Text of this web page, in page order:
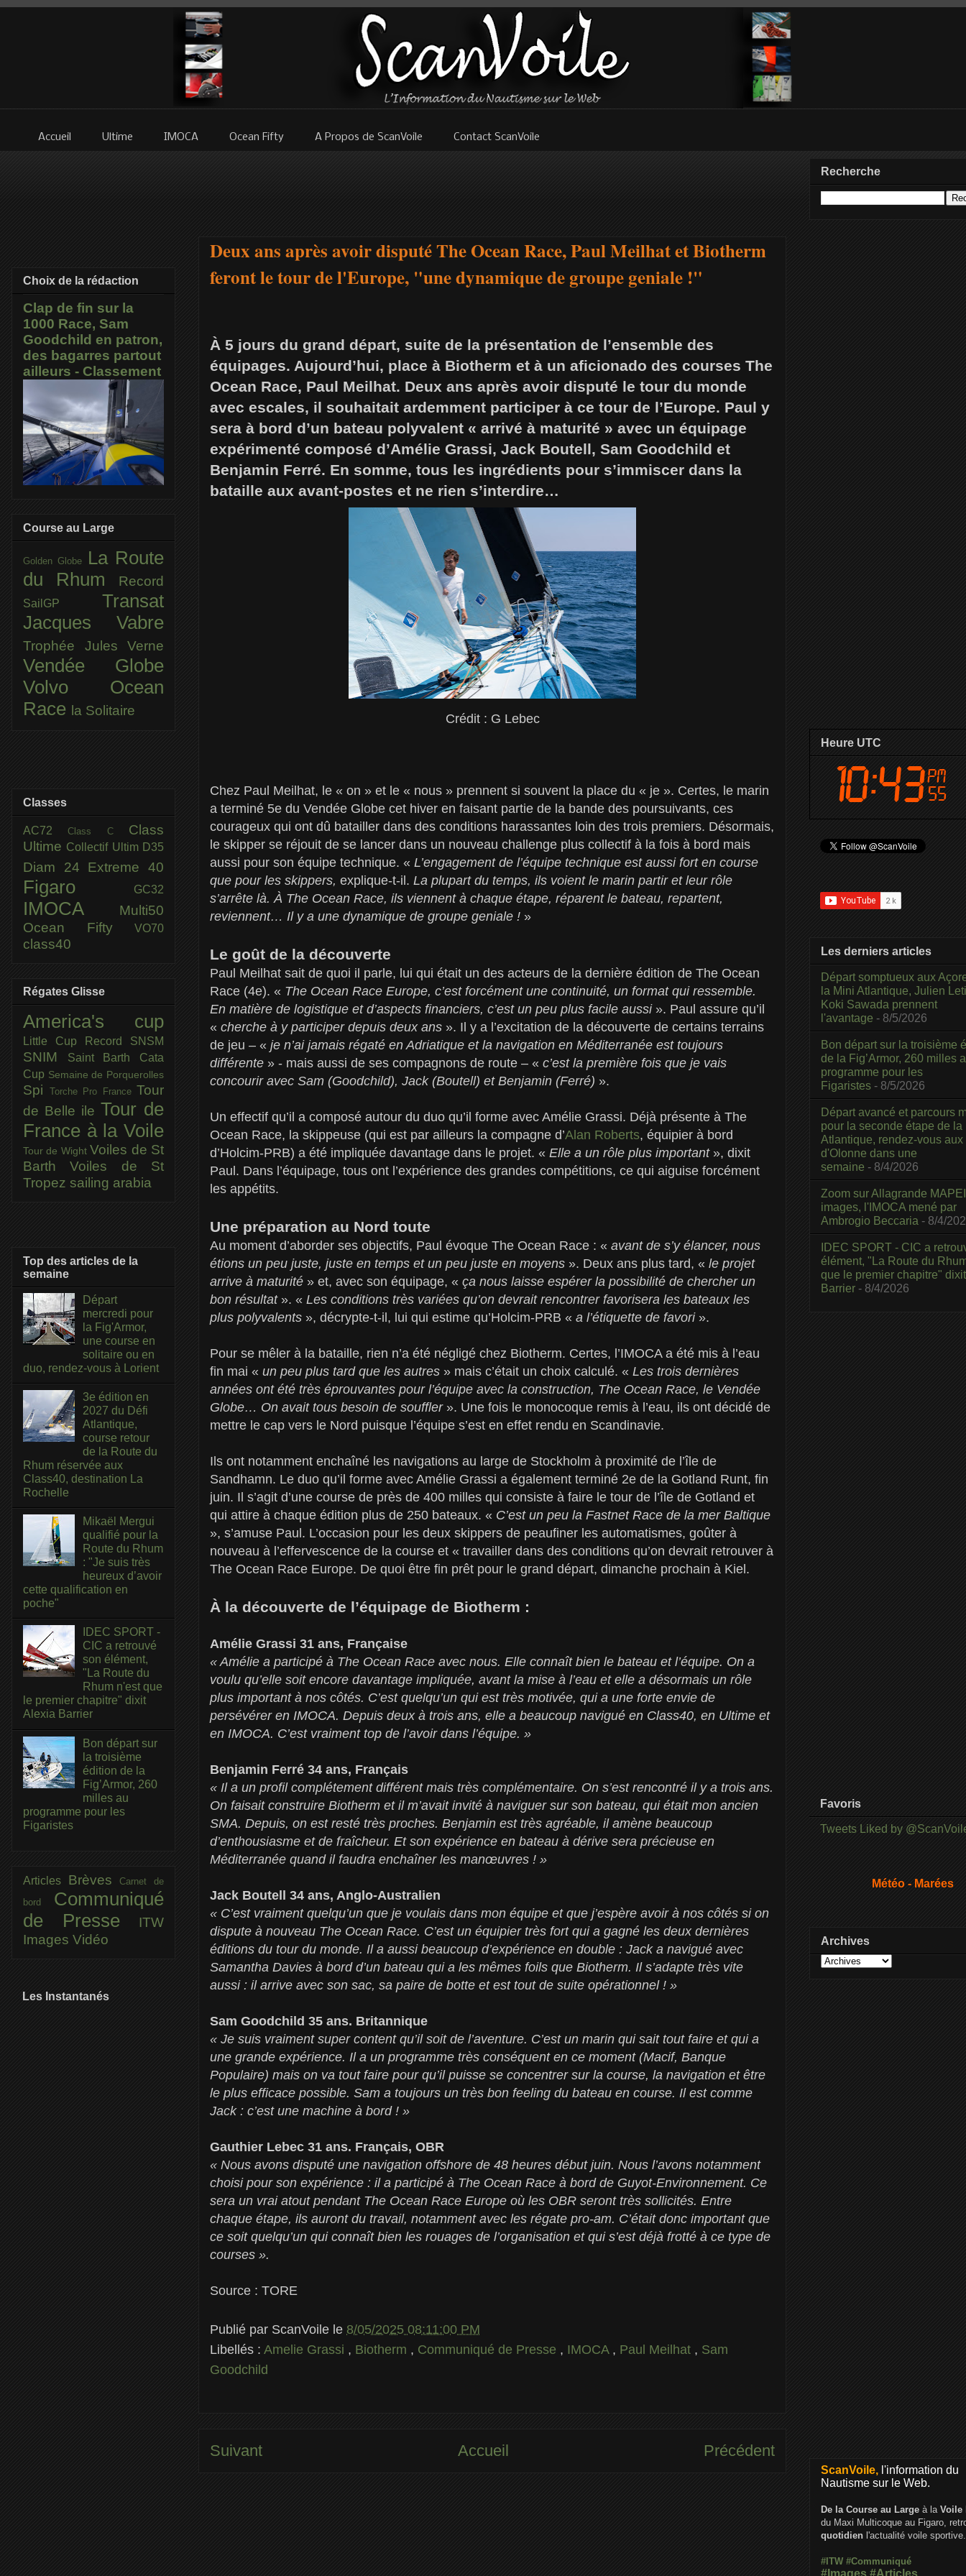
Accueil Ultime IMOCA Ocean Fifty A Propos de ScanVoile Contact ScanVoile
Deux ans après avoir disputé The Ocean Race, Paul Meilhat et Biotherm
feront le tour de l'Europe, "une dynamique de groupe geniale !"
À 5 jours du grand départ, suite de la présentation de l’ensemble des
équipages. Aujourd’hui, place à Biotherm et à un aficionado des courses The
Ocean Race, Paul Meilhat. Deux ans après avoir disputé le tour du monde
avec escales, il souhaitait ardemment participer à ce tour de l’Europe. Paul y
sera à bord d’un bateau polyvalent « arrivé à maturité » avec un équipage
expérimenté composé d’Amélie Grassi, Jack Boutell, Sam Goodchild et
Benjamin Ferré. En somme, tous les ingrédients pour s’immiscer dans la
bataille aux avant-postes et ne rien s’interdire…
Crédit : G Lebec
Chez Paul Meilhat, le « on » et le « nous » prennent si souvent la place du « je ». Certes, le marin
a terminé 5e du Vendée Globe cet hiver en faisant partie de la bande des poursuivants, ces
courageux qui ont dû batailler dans des conditions harassantes loin des trois premiers. Désormais,
le skipper se réjouit de se lancer dans un nouveau challenge plus collectif à la fois à bord mais
aussi pour son équipe technique. « L’engagement de l’équipe technique est aussi fort en course
que pour les skippers, explique-t-il. La plupart du temps, ils voient le marin partir et leur rôle
s’arrête là. À The Ocean Race, ils viennent à chaque étape, réparent le bateau, repartent,
reviennent… Il y a une dynamique de groupe geniale ! »
Le goût de la découverte
Paul Meilhat sait de quoi il parle, lui qui était un des acteurs de la dernière édition de The Ocean
Race (4e). « The Ocean Race Europe, c’est forcément une continuité, un format qui ressemble.
En matière de logistique et d’aspects financiers, c’est un peu plus facile aussi». Paul assure qu’il
« cherche à y participer depuis deux ans ». Il y a l’excitation de la découverte de certains terrains
de jeu – « je n’ai jamais régaté en Adriatique et la navigation en Méditerranée est toujours
différente » - mais aussi de ses compagnons de route – « c’est la première fois que je vais
concourir avec Sam (Goodchild), Jack (Boutell) et Benjamin (Ferré) ».
Un effectif qu’il a composé autour du duo qu’il forme avec Amélie Grassi. Déjà présente à The
Ocean Race, la skippeuse (qui est par ailleurs la compagne d’Alan Roberts, équipier à bord
d’Holcim-PRB) a été impliquée davantage dans le projet. « Elle a un rôle plus important», dixit
Paul. Dans l’équipage, tous ont l’expérience des grandes compétitions, ce qui aiguise forcément
les appétits.
Une préparation au Nord toute
Au moment d’aborder ses objectifs, Paul évoque The Ocean Race : « avant de s’y élancer, nous
étions un peu juste, juste en temps et un peu juste en moyens ». Deux ans plus tard, « le projet
arrive à maturité » et, avec son équipage, « ça nous laisse espérer la possibilité de chercher un
bon résultat ». « Les conditions très variées qu’on devrait rencontrer favorisera les bateaux les
plus polyvalents », décrypte-t-il, lui qui estime qu’Holcim-PRB « a l’étiquette de favori ».
Pour se mêler à la bataille, rien n’a été négligé chez Biotherm. Certes, l’IMOCA a été mis à l’eau
fin mai « un peu plus tard que les autres » mais c’était un choix calculé. « Les trois dernières
années ont été très éprouvantes pour l’équipe avec la construction, The Ocean Race, le Vendée
Globe… On avait tous besoin de souffler ». Une fois le monocoque remis à l’eau, ils ont décidé de
mettre le cap vers le Nord puisque l’équipe s’est en effet rendu en Scandinavie.
Ils ont notamment enchaîné les navigations au large de Stockholm à proximité de l’île de
Sandhamn. Le duo qu’il forme avec Amélie Grassi a également terminé 2e de la Gotland Runt, fin
juin. Il s’agit d’une course de près de 400 milles qui consiste à faire le tour de l’île de Gotland et
qui attire à chaque édition plus de 250 bateaux. « C’est un peu la Fastnet Race de la mer Baltique
», s’amuse Paul. L’occasion pour les deux skippers de peaufiner les automatismes, goûter à
nouveau à l’effervescence de la course et « travailler dans des conditions qu’on devrait retrouver à
The Ocean Race Europe. De quoi être fin prêt pour le grand départ, dimanche prochain à Kiel.
À la découverte de l’équipage de Biotherm :
Amélie Grassi 31 ans, Française
« Amélie a participé à The Ocean Race avec nous. Elle connaît bien le bateau et l’équipe. On a
voulu qu’elle soit encore davantage impliquée, avant la mise à l’eau et elle a désormais un rôle
plus important à nos côtés. C’est quelqu’un qui est très motivée, qui a une forte envie de
persévérer en IMOCA. Depuis deux à trois ans, elle a beaucoup navigué en Class40, en Ultime et
en IMOCA. C’est vraiment top de l’avoir dans l’équipe. »
Benjamin Ferré 34 ans, Français
« Il a un profil complétement différent mais très complémentaire. On s’est rencontré il y a trois ans.
On faisait construire Biotherm et il m’avait invité à naviguer sur son bateau, qui était mon ancien
SMA. Depuis, on est resté très proches. Benjamin est très agréable, il amène beaucoup
d’enthousiasme et de fraîcheur. Et son expérience en bateau à dérive sera précieuse en
Méditerranée quand il faudra enchaîner les manœuvres ! »
Jack Boutell 34 ans, Anglo-Australien
« C’est vraiment quelqu’un que je voulais dans mon équipe et que j’espère avoir à nos côtés si on
dispute à nouveau The Ocean Race. C’est un équipier très fort qui a gagné les deux dernières
éditions du tour du monde. Il a aussi beaucoup d’expérience en double : Jack a navigué avec
Samantha Davies à bord d’un bateau qui a les mêmes foils que Biotherm. Il s’adapte très vite
aussi : il arrive avec son sac, sa paire de botte et est tout de suite opérationnel ! »
Sam Goodchild 35 ans. Britannique
« Je suis vraiment super content qu’il soit de l’aventure. C’est un marin qui sait tout faire et qui a
une grande expérience. Il a un programme très conséquent en ce moment (Macif, Banque
Populaire) mais on va tout faire pour qu’il puisse se concentrer sur la course, la navigation et être
le plus efficace possible. Sam a toujours un très bon feeling du bateau en course. Il est comme
Jack : c’est une machine à bord ! »
Gauthier Lebec 31 ans. Français, OBR
« Nous avons disputé une navigation offshore de 48 heures début juin. Nous l’avons notamment
choisi pour son expérience : il a participé à The Ocean Race à bord de Guyot-Environnement. Ce
sera un vrai atout pendant The Ocean Race Europe où les OBR seront très sollicités. Entre
chaque étape, ils auront du travail, notamment avec les régate pro-am. C’était donc important que
ce soit quelqu’un qui connaît bien les rouages de l’organisation et qui s’est déjà frotté à ce type de
courses ».
Source : TORE
Publié par ScanVoile le 8/05/2025 08:11:00 PM
Libellés : Amelie Grassi , Biotherm , Communiqué de Presse , IMOCA , Paul Meilhat , Sam
Goodchild
Suivant Précédent
Accueil
Choix de la rédaction
Clap de fin sur la
1000 Race, Sam
Goodchild en patron,
des bagarres partout
ailleurs - Classement
Course au Large
Golden Globe
La Route
du Rhum
Record
SailGP Transat
Jacques Vabre
Trophée Jules Verne
Vendée Globe
Volvo Ocean
Race la Solitaire
Classes
AC72Class C Class
Ultime Collectif Ultim D35
Diam 24 Extreme 40
Figaro GC32
IMOCA
Multi50
Ocean Fifty
VO70
class40
Régates Glisse
America's cup
Little Cup Record SNSM
SNIM
Saint Barth Cata
Cup Semaine de Porquerolles
Spi Torche Pro France Tour
de Belle ile Tour de
France à la Voile
Tour de Wight Voiles de St
BarthVoiles de St
Tropez sailing arabia
Top des articles de la
semaine
Départ
mercredi pour
la Fig'Armor,
une course en
solitaire ou en
duo, rendez-vous à Lorient
3e édition en
2027 du Défi
Atlantique,
course retour
de la Route du
Rhum réservée aux
Class40, destination La
Rochelle
Mikaël Mergui
qualifié pour la
Route du Rhum
: "Je suis très
heureux d’avoir
cette qualification en
poche"
IDEC SPORT -
CIC a retrouvé
son élément,
"La Route du
Rhum n'est que
le premier chapitre" dixit
Alexia Barrier
Bon départ sur
la troisième
édition de la
Fig’Armor, 260
milles au
programme pour les
Figaristes
Articles BrèvesCarnet de
bord Communiqué
de Presse
ITW
Images Vidéo
Les Instantanés
Recherche
Heure UTC
Les derniers articles
Départ somptueux aux
la Mini Atlantique, Julien
Koki Sawada prennent
l'avantage - 8/5/2026
Bon départ sur la troisième
de la Fig’Armor, 260 milles
programme pour les
Figaristes - 8/5/2026
Départ avancé et parcours
pour la seconde étape de la
Atlantique, rendez-vous
d'Olonne dans une
semaine - 8/4/2026
Zoom sur Allagrande
images, l'IMOCA mené par
Ambrogio Beccaria - 8/4/
IDEC SPORT - CIC a
élément, "La Route du
que le premier chapitre"
Barrier - 8/4/2026
Favoris
Tweets Liked by
Météo - Marées
Archives
ScanVoile, l'information du
Nautisme sur le Web.
De la Course au Large à la Voile
du Maxi Multicoque au Figaro,
quotidien l'actualité voile sportive.
#ITW #Communiqué
#Images #Articles